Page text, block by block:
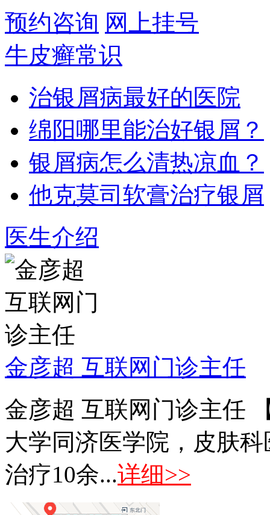
预约咨询 网上挂号
牛皮癣常识
治银屑病最好的医院
绵阳哪里能治好银屑？
银屑病怎么清热凉血？
他克莫司软膏治疗银屑
医生介绍
金彦超 互联网门诊主任
金彦超 互联网门诊主任
大学同济医学院，皮肤
治疗10余...详细>>